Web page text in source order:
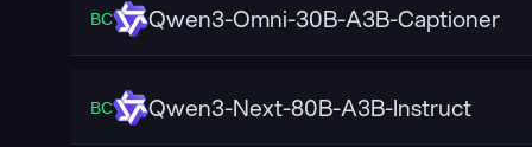
ВС Qwen3-Omni-30B-A3B-Captioner
ВС Qwen3-Next-80B-A3B-Instruct